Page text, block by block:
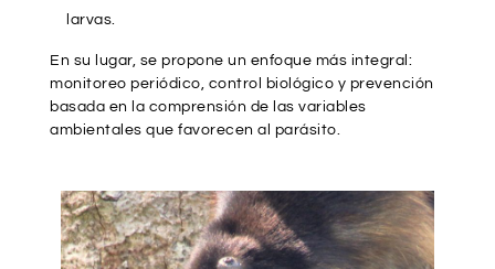
larvas.
En su lugar, se propone un enfoque más integral:
monitoreo periódico, control biológico y prevención
basada en la comprensión de las variables
ambientales que favorecen al parásito.